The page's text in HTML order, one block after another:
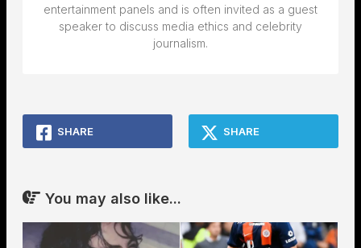
entertainment panels and is often invited as a guest
speaker to discuss media ethics and celebrity
journalism.
SHARE SHARE
You may also like...